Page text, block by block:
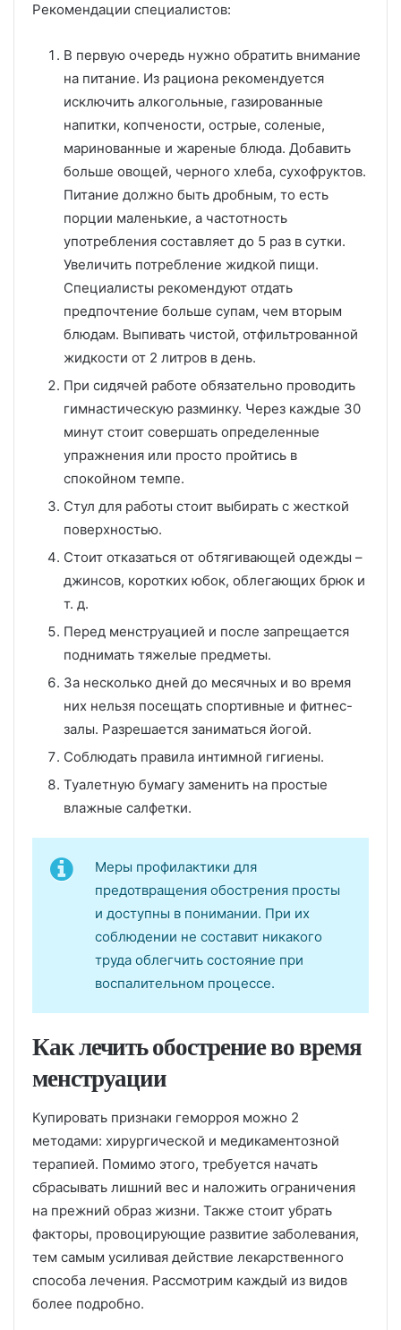
Рекомендации специалистов:
В первую очередь нужно обратить внимание
на питание. Из рациона рекомендуется
исключить алкогольные, газированные
напитки, копчености, острые, соленые,
маринованные и жареные блюда. Добавить
больше овощей, черного хлеба, сухофруктов.
Питание должно быть дробным, то есть
порции маленькие, а частотность
употребления составляет до 5 раз в сутки.
Увеличить потребление жидкой пищи.
Специалисты рекомендуют отдать
предпочтение больше супам, чем вторым
блюдам. Выпивать чистой, отфильтрованной
жидкости от 2 литров в день.
При сидячей работе обязательно проводить
гимнастическую разминку. Через каждые 30
минут стоит совершать определенные
упражнения или просто пройтись в
спокойном темпе.
Стул для работы стоит выбирать с жесткой
поверхностью.
Стоит отказаться от обтягивающей одежды –
джинсов, коротких юбок, облегающих брюк и
т. д.
Перед менструацией и после запрещается
поднимать тяжелые предметы.
За несколько дней до месячных и во время
них нельзя посещать спортивные и фитнес-
залы. Разрешается заниматься йогой.
Соблюдать правила интимной гигиены.
Туалетную бумагу заменить на простые
влажные салфетки.
Меры профилактики для
предотвращения обострения просты
и доступны в понимании. При их
соблюдении не составит никакого
труда облегчить состояние при
воспалительном процессе.
Как лечить обострение во время
менструации
Купировать признаки геморроя можно 2
методами: хирургической и медикаментозной
терапией. Помимо этого, требуется начать
сбрасывать лишний вес и наложить ограничения
на прежний образ жизни. Также стоит убрать
факторы, провоцирующие развитие заболевания,
тем самым усиливая действие лекарственного
способа лечения. Рассмотрим каждый из видов
более подробно.